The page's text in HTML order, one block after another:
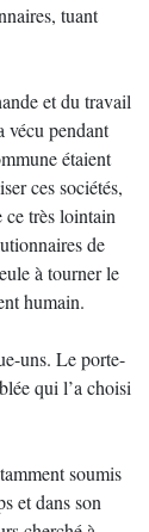
tuant
et du travail
vécu pendant
étaient
ces sociétés,
ce très lointain
de
à tourner le
humain.
uns. Le porte-
qui l’a choisi
soumis
et dans son